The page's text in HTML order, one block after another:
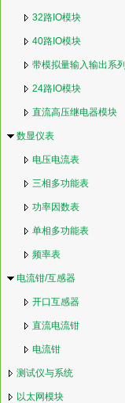
32路IO模块
40路IO模块
带模拟量输入输出系列
24路IO模块
直流高压继电器模块
数显仪表
电压电流表
三相多功能表
功率因数表
单相多功能表
频率表
电流钳/互感器
开口互感器
直流电流钳
电流钳
测试仪与系统
以太网模块